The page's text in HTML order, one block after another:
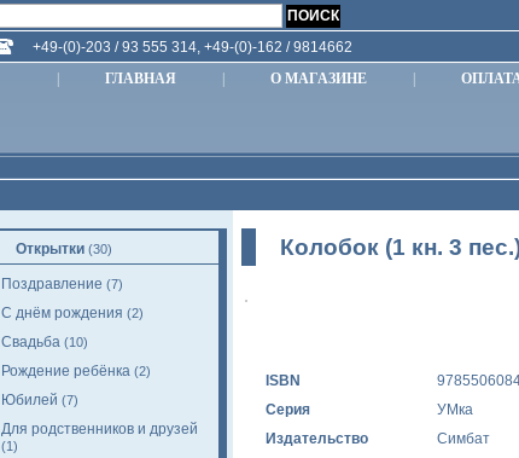
+49-(0)-203 / 93 555 314, +49-(0)-162 / 9814662
ГЛАВНАЯ О МАГАЗИНЕ
Открытки (30)
Поздравление (7)
С днём рождения (2)
Свадьба (10)
Рождение ребёнка (2)
Юбилей (7)
Для родственников и друзей
(1)
Колобок (1 кн. 3
ISBN
Серия
УМка
Издательство
Симбат